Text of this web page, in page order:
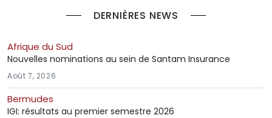
DERNIÈRES NEWS
Afrique du Sud
Nouvelles nominations au sein de Santam Insurance
Août 7, 2026
Bermudes
IGI: résultats au premier semestre 2026